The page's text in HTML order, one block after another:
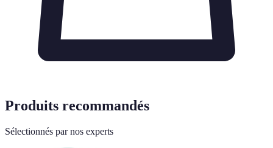
Produits recommandés
Sélectionnés par nos experts